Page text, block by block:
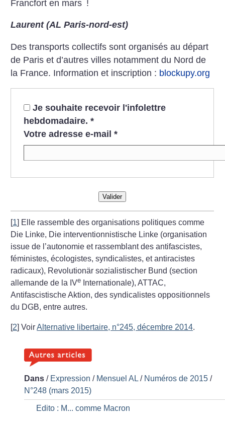
Francfort en mars !
Laurent (AL Paris-nord-est)
Des transports collectifs sont organisés au départ
de Paris et d’autres villes notamment du Nord de
la France. Information et inscription : blockupy.org
Je souhaite recevoir l'infolettre
hebdomadaire. *
Votre adresse e-mail *
Valider
[1] Elle rassemble des organisations politiques comme
Die Linke, Die interventionnistische Linke (organisation
issue de l’autonomie et rassemblant des antifascistes,
féministes, écologistes, syndicalistes, et antiracistes
radicaux), Revolutionär sozialistischer Bund (section
allemande de la IVe Internationale), ATTAC,
Antifascistische Aktion, des syndicalistes oppositionnels
du DGB, entre autres.
[2]VoirAlternative libertaire, n°245, décembre 2014.
Dans / Expression / Mensuel AL / Numéros de 2015 /
N°248 (mars 2015)
Edito : M... comme Macron